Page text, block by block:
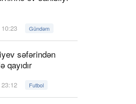
Gündəm
səfərindən
qayıdır
Futbol